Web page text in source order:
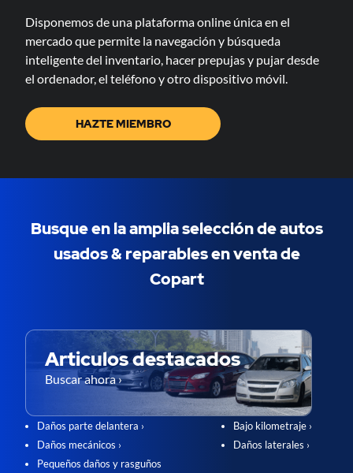
Disponemos de una plataforma online única en el
mercado que permite la navegación y búsqueda
inteligente del inventario, hacer prepujas y pujar desde
el ordenador, el teléfono y otro dispositivo móvil.
HAZTE MIEMBRO
Busque en la amplia selección de autos
usados & ​​reparables en venta de
Copart
Articulos destacados
Buscar ahora ›
Daños parte delantera ›
Daños mecánicos ›
Pequeños daños y rasguños
Bajo kilometraje ›
Daños laterales ›